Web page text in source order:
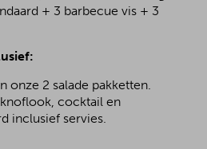
+ 3 barbecue vis + 3
onze 2 salade pakketten.
knoflook, cocktail en
inclusief servies.